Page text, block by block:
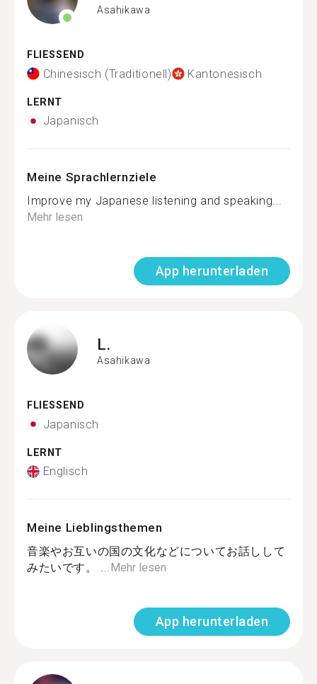
Asahikawa
FLIESSEND
Chinesisch (Traditionell) Kantonesisch
LERNT
Japanisch
Meine Sprachlernziele
Improve my Japanese listening and speaking...
Mehr lesen
App herunterladen
L.
Asahikawa
FLIESSEND
Japanisch
LERNT
Englisch
Meine Lieblingsthemen
音楽やお互いの国の文化などについてお話しして
みたいです。 ...Mehr lesen
App herunterladen